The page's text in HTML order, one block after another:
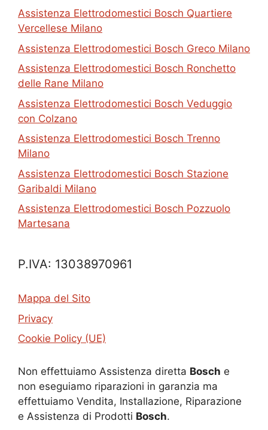
Assistenza Elettrodomestici Bosch Quartiere
Vercellese Milano
Assistenza Elettrodomestici Bosch Greco Milano
Assistenza Elettrodomestici Bosch Ronchetto
delle Rane Milano
Assistenza Elettrodomestici Bosch Veduggio
con Colzano
Assistenza Elettrodomestici Bosch Trenno
Milano
Assistenza Elettrodomestici Bosch Stazione
Garibaldi Milano
Assistenza Elettrodomestici Bosch Pozzuolo
Martesana
P.IVA: 13038970961
Mappa del Sito
Privacy
Cookie Policy (UE)
Non effettuiamo Assistenza diretta Bosch e
non eseguiamo riparazioni in garanzia ma
effettuiamo Vendita, Installazione, Riparazione
e Assistenza di Prodotti Bosch.